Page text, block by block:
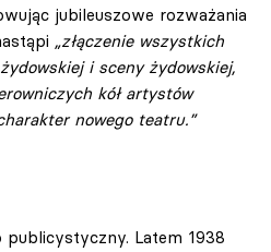
jubileuszowe rozważania
„złączenie wszystkich
i sceny żydowskiej,
kół artystów
nowego teatru.”
Latem 1938